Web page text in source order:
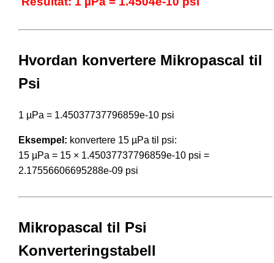
Hvordan konvertere Mikropascal til
Psi
1 µPa = 1.45037737796859e-10 psi
Eksempel: konvertere 15 µPa til psi:
15 µPa = 15 × 1.45037737796859e-10 psi =
2.17556606695288e-09 psi
Mikropascal til Psi
Konverteringstabell